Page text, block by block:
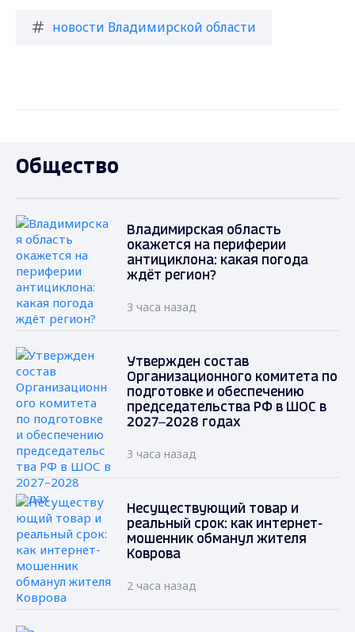
новости Владимирской области
Общество
Владимирская область
окажется на периферии
антициклона: какая погода
ждёт регион?
3 часа назад
Утвержден состав
Организационного комитета по
подготовке и обеспечению
председательства РФ в ШОС в
2027–2028 годах
3 часа назад
Несуществующий товар и
реальный срок: как интернет-
мошенник обманул жителя
Коврова
2 часа назад